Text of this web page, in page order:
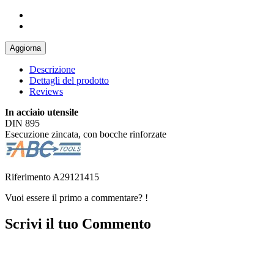
Descrizione
Dettagli del prodotto
Reviews
In acciaio utensile
DIN 895
Esecuzione zincata, con bocche rinforzate
Riferimento A29121415
Vuoi essere il primo a commentare? !
Scrivi il tuo Commento